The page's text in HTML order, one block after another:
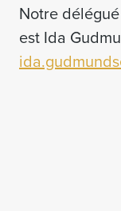
Notre
est Ida